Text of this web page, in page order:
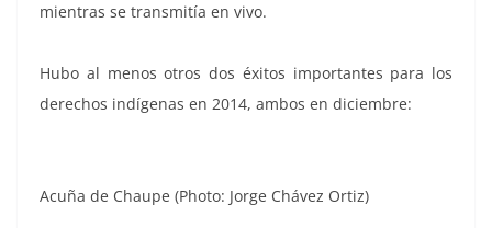
mientras se transmitía en vivo.
Hubo al menos otros dos éxitos importantes para los
derechos indígenas en 2014, ambos en diciembre:
Acuña de Chaupe (Photo: Jorge Chávez Ortiz)